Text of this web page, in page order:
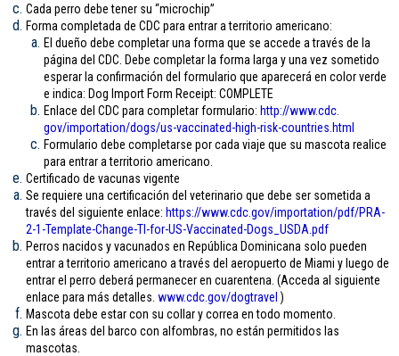
Cada perro debe tener su “microchip”
Forma completada de CDC para entrar a territorio americano:
El dueño debe completar una forma que se accede a través de la
página del CDC. Debe completar la forma larga y una vez sometido
esperar la confirmación del formulario que aparecerá en color verde
e indica: Dog Import Form Receipt: COMPLETE
Enlace del CDC para completar formulario: http://www.cdc.
gov/importation/dogs/us-vaccinated-high-risk-countries.html
Formulario debe completarse por cada viaje que su mascota realice
para entrar a territorio americano.
Certificado de vacunas vigente
Se requiere una certificación del veterinario que debe ser sometida a
través del siguiente enlace: https://www.cdc.gov/importation/pdf/PRA-
2-1-Template-Change-TI-for-US-Vaccinated-Dogs_USDA.pdf
Perros nacidos y vacunados en República Dominicana solo pueden
entrar a territorio americano a través del aeropuerto de Miami y luego de
entrar el perro deberá permanecer en cuarentena. (Acceda al siguiente
enlace para más detalles. www.cdc.gov/dogtravel )
Mascota debe estar con su collar y correa en todo momento.
En las áreas del barco con alfombras, no están permitidos las
mascotas.